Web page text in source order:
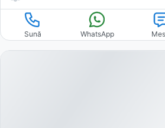
Sună WhatsApp